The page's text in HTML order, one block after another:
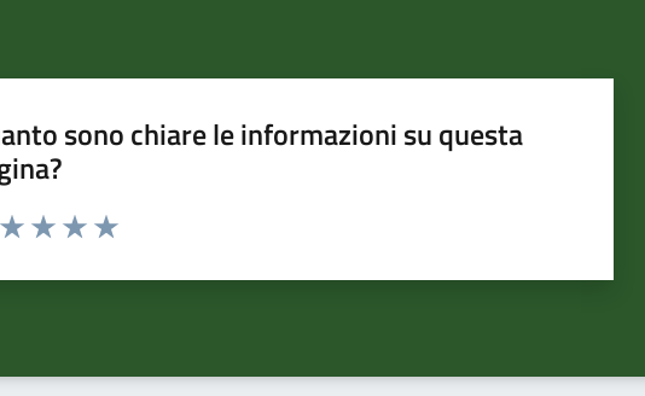
sono chiare le informazioni su questa
da 1 a 5 stelle la pagina